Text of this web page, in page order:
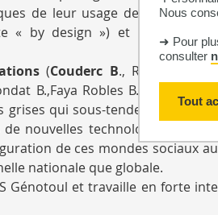
Nous
➜ Pour
consulter
Tout
de leur usage devront être
by design ») et intégrés
(Couderc B., Rial-Sebbag
B.,Faya Robles B., Delpla
qui sous-tendent les
nouvelles technologie et de
de ces mondes sociaux
nationale que globale.
Génotoul et travaille en forte